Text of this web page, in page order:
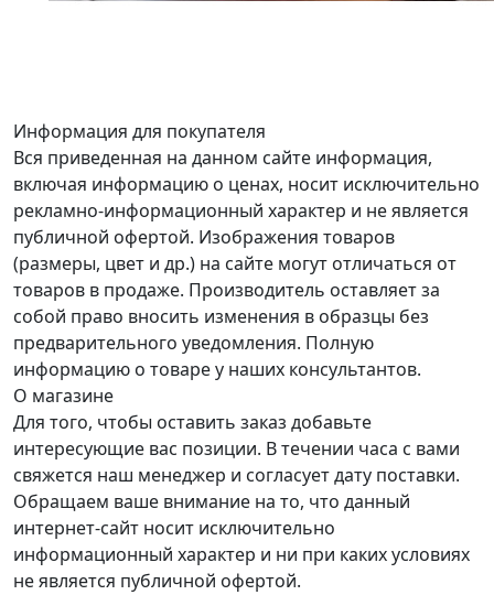
Информация для покупателя
Вся приведенная на данном сайте информация,
включая информацию о ценах, носит исключительно
рекламно-информационный характер и не является
публичной офертой. Изображения товаров
(размеры, цвет и др.) на сайте могут отличаться от
товаров в продаже. Производитель оставляет за
собой право вносить изменения в образцы без
предварительного уведомления. Полную
информацию о товаре у наших консультантов.
О магазине
Для того, чтобы оставить заказ добавьте
интересующие вас позиции. В течении часа с вами
свяжется наш менеджер и согласует дату поставки.
Обращаем ваше внимание на то, что данный
интернет-сайт носит исключительно
информационный характер и ни при каких условиях
не является публичной офертой.